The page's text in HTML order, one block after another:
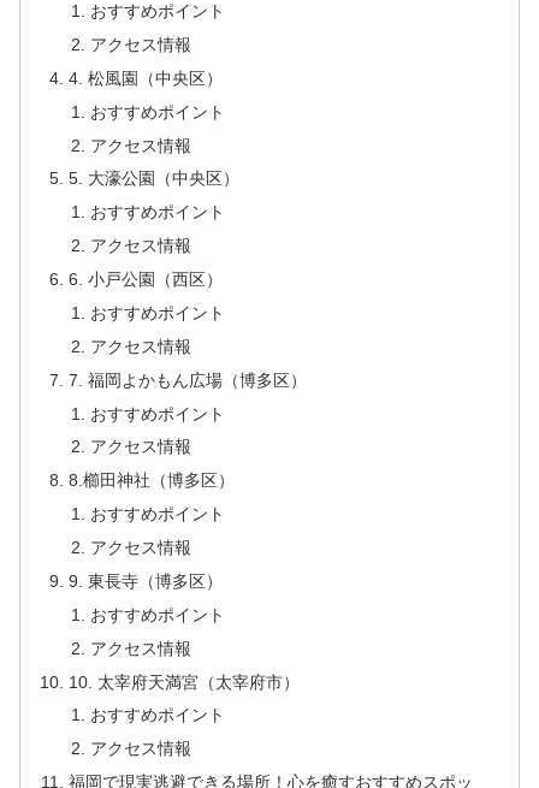
おすすめポイント
アクセス情報
4. 松風園（中央区）
おすすめポイント
アクセス情報
5. 大濠公園（中央区）
おすすめポイント
アクセス情報
6. 小戸公園（西区）
おすすめポイント
アクセス情報
7. 福岡よかもん広場（博多区）
おすすめポイント
アクセス情報
8.櫛田神社（博多区）
おすすめポイント
アクセス情報
9. 東長寺（博多区）
おすすめポイント
アクセス情報
10. 太宰府天満宮（太宰府市）
おすすめポイント
アクセス情報
福岡で現実逃避できる場所！心を癒すおすすめスポッ